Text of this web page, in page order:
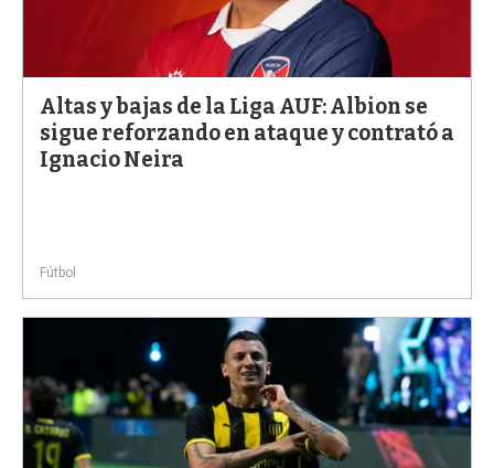
Altas y bajas de la Liga AUF: Albion se
sigue reforzando en ataque y contrató a
Ignacio Neira
Fútbol